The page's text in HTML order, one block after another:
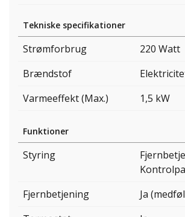
Tekniske specifikationer
Strømforbrug
220 Watt
Brændstof
Varmeeffekt (Max.)
1,5 kW
Funktioner
Styring
Fjernbetjening
Ja